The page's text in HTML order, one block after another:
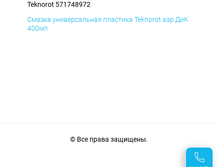
Teknorot 571748972
Смазка универсальная пластика Teknorot аэр ДиК
400мл
© Все права защищены.